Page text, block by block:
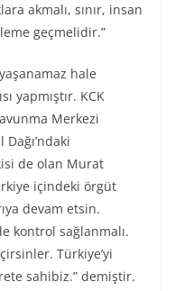
akmalı, sınır, insan
geçmelidir.”
hale
yapmıştır. KCK
Merkezi
Dağı’ndaki
de olan Murat
içindeki örgüt
devam etsin.
kontrol sağlanmalı.
Türkiye’yi
sahibiz.” demiştir.